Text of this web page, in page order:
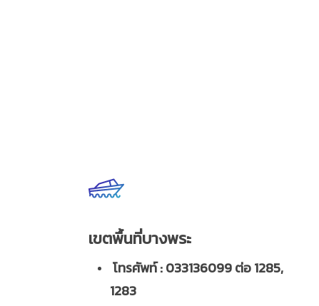
เขตพื้นที่บางพระ
โทรศัพท์ : 033136099 ต่อ 1285,
1283